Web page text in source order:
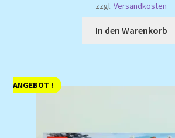
zzgl. Versandkosten
In den Warenkorb
ANGEBOT !